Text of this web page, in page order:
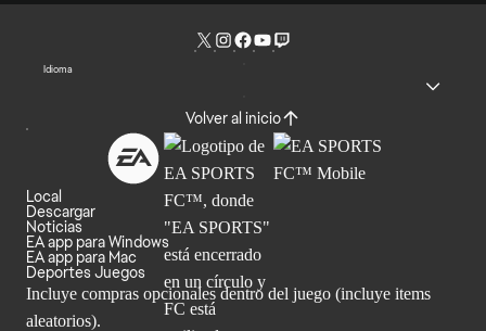
Idioma
Volver al inicio
Local
Descargar
Noticias
EA app para Windows
EA app para Mac
Deportes Juegos
Incluye compras opcionales dentro del juego (incluye items
aleatorios).